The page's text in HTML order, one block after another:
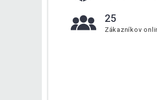
25
Zákazníkov